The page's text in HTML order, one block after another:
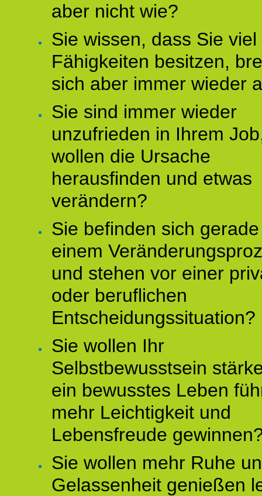
aber nicht wie?
Sie wissen, dass Sie
Fähigkeiten besitzen,
sich aber immer wieder
Sie sind immer wieder
unzufrieden in Ihrem
wollen die Ursache
herausfinden und etwas
verändern?
Sie befinden sich
einem
und stehen vor einer
oder beruflichen
Entscheidungssituation?
Sie wollen Ihr
Selbstbewusstsein
ein bewusstes Leben
mehr Leichtigkeit und
Lebensfreude
Sie wollen mehr Ruhe
Gelassenheit genießen